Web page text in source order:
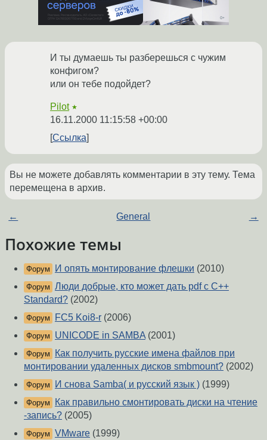
И ты думаешь ты разберешься с чужим
конфигом?
или он тебе подойдет?
Pilot ★
16.11.2000 11:15:58 +00:00
Ссылка
Вы не можете добавлять комментарии в эту тему. Тема
перемещена в архив.
← General →
Похожие темы
Форум И опять монтирование флешки (2010)
Форум Люди добрые, кто может дать pdf c C++
Standard? (2002)
Форум FC5 Koi8-r (2006)
Форум UNICODE in SAMBA (2001)
Форум
Как получить русские имена файлов при
монтировании удаленных дисков smbmount? (2002)
Форум И снова Samba( и русский язык ) (1999)
Форум
Как правильно смонтировать диски на чтение
-запись? (2005)
Форум VMware (1999)